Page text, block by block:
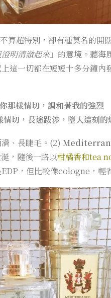
算超特別，卻有種莫名的開
明清澈起來」的意境。聽海
上這一切都在短短十多分鐘內
你那樣情切，調和著我的強烈
情切 ，長途跋涉，墮入這刻的
、長睫毛。(2)
涎，隨後一路以柑橘香和tea
EDP，但比較像cologne，輕